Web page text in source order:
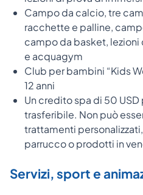
Campo da calcio, tre
racchette e palline,
campo da basket,
e acquagym
Club per bambini “Kids
12 anni
Un credito spa di 50
trasferibile. Non può
trattamenti
parrucco o prodotti in
Servizi, sport e